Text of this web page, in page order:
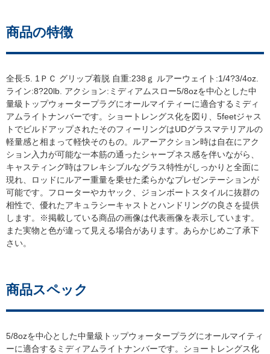
商品の特徴
全長:5. 1ＰＣ グリップ着脱 自重:238ｇ ルアーウェイト:1/4?3/4oz.
ライン:8?20lb. アクション:ミディアムスロー5/8ozを中心とした中
量級トップウォータープラグにオールマイティーに適合するミディ
アムライトナンバーです。ショートレングス化を図り、5feetジャス
トでビルドアップされたそのフィーリングはUDグラスマテリアルの
軽量感と相まって軽快そのもの。ルアーアクション時は自在にアク
ション入力が可能な一本筋の通ったシャープネス感を伴いながら、
キャスティング時はフレキシブルなグラス特性がしっかりと全面に
現れ、ロッドにルアー重量を乗せた柔らかなプレゼンテーションが
可能です。フローターやカヤック、ジョンボートスタイルに抜群の
相性で、優れたアキュラシーキャストとハンドリングの良さを提供
します。※掲載している商品の画像は代表画像を表示しています。
また実物と色が違って見える場合があります。あらかじめご了承下
さい。
商品スペック
5/8ozを中心とした中量級トップウォータープラグにオールマイティ
ーに適合するミディアムライトナンバーです。ショートレングス化